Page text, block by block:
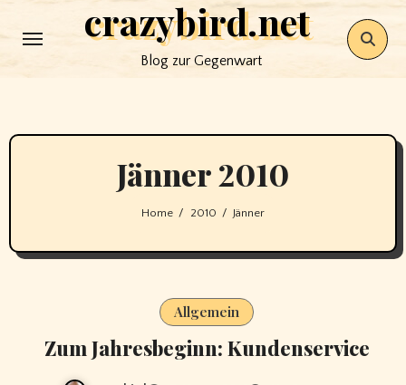
to
crazybird.net
Blog zur Gegenwart
Jänner 2010
Home 2010 Jänner
Allgemein
Zum Jahresbeginn: Kundenservice